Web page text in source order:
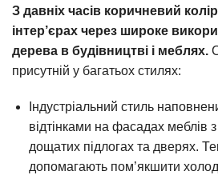
З давніх часів коричневий
інтер’єрах через широке
дерева в будівництві і меблях.
присутній у багатьох стилях:
Індустріальний стиль
відтінками на фасадах меблів
дощатих підлогах та дверях.
допомагають пом’якшити